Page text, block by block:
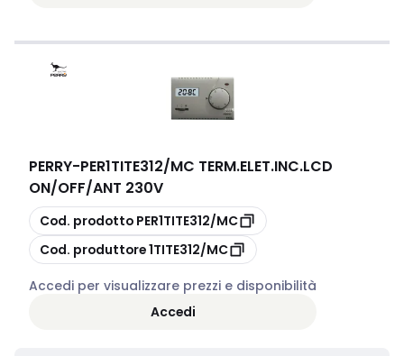
PERRY-PER1TITE312/MC TERM.ELET.INC.LCD
ON/OFF/ANT 230V
copia
Cod. prodotto PER1TITE312/MC
copia
Cod. produttore1TITE312/MC
Accedi per visualizzare prezzi e disponibilità
Accedi